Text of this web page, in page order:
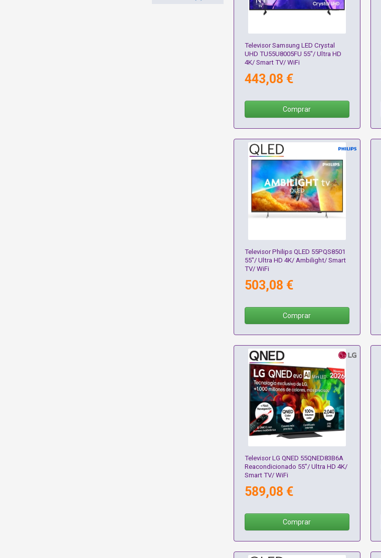
Televisor Samsung LED Crystal
UHD TU55U8005FU 55"/ Ultra HD
4K/ Smart TV/ WiFi
443,08 €
Comprar
Televisor Philips QLED 55PQS8501
55"/ Ultra HD 4K/ Ambilight/ Smart
TV/ WiFi
503,08 €
Comprar
Televisor LG QNED 55QNED83B6A
Reacondicionado 55"/ Ultra HD 4K/
Smart TV/ WiFi
589,08 €
Comprar